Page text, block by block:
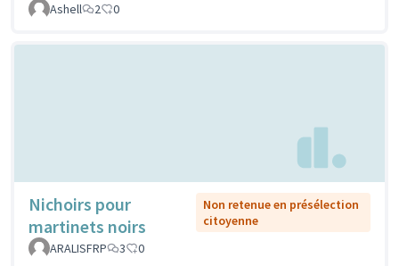
Ashell
2 0
Nichoirs pour
martinets noirs
Non retenue en présélection
citoyenne
ARALISFRP
3 0